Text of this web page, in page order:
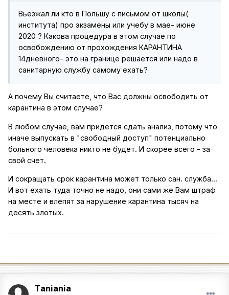
Вьезжал ли кто в Польшу с письмом от школы(
института) про экзамены или учебу в мае- июне
2020 ? Какова процедура в этом случае по
освобождению от прохождения КАРАНТИНА
14дневного- это на границе решается или надо в
санитарную службу самому ехать?
А почему Вы считаете, что Вас должны освободить от
карантина в этом случае?
В любом случае, вам придется сдать анализ, потому что
иначе выпускать в "свободный доступ" потенциально
больного человека никто не будет. И скорее всего - за
свой счет.
И сокращать срок карантина может только сан. служба...
И вот ехать туда точно не надо, они сами же Вам штраф
на месте и влепят за нарушение карантина тысяч на
десять злотых.
Taniania